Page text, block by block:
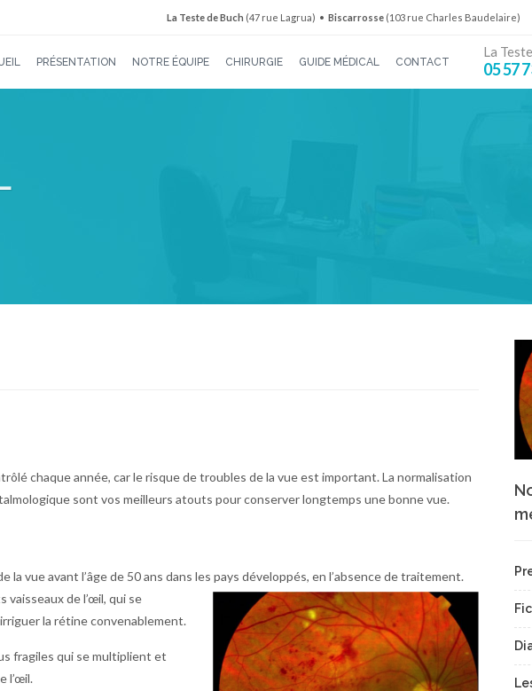
La Teste de Buch (47 rue Lagrua) • Biscarrosse (103 rue Charles Baudelaire)
PRÉSENTATION NOTRE ÉQUIPE CHIRURGIE GUIDE MÉDICAL CONTACT
La
05 57
chaque année, car le risque de troubles de la vue est important. La normalisation
sont vos meilleurs atouts pour conserver longtemps une bonne vue.
vue avant l’âge de 50 ans dans les pays développés, en l’absence de traitement.
de l’œil, qui se
la rétine convenablement.
fragiles qui se multiplient et
l’œil.